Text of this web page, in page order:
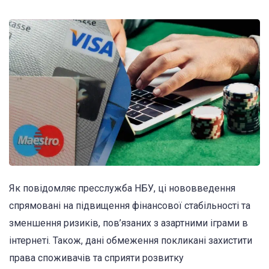
Як повідомляє пресслужба НБУ, ці нововведення
спрямовані на підвищення фінансової стабільності та
зменшення ризиків, пов’язаних з азартними іграми в
інтернеті. Також, дані обмеження покликані захистити
права споживачів та сприяти розвитку